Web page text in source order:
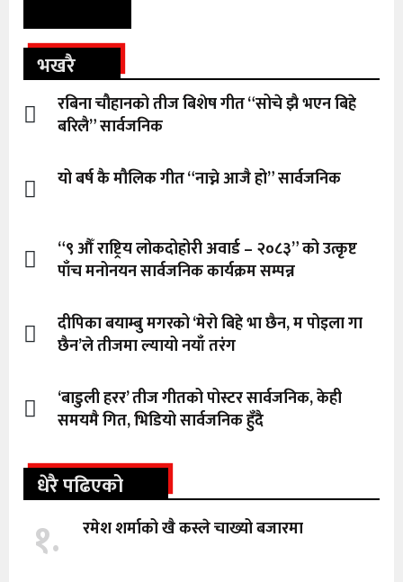
भखरै
रबिना चौहानको तीज बिशेष गीत “सोचे झै भएन बिहे
बरिलै” सार्वजनिक
यो बर्ष कै मौलिक गीत “नाच्ने आजै हो” सार्वजनिक
“९ औँ राष्ट्रिय लोकदोहोरी अवार्ड – २०८३” को उत्कृष्ट
पाँच मनोनयन सार्वजनिक कार्यक्रम सम्पन्न
दीपिका बयाम्बु मगरको ‘मेरो बिहे भा छैन, म पोइला गा
छैन’ले तीजमा ल्यायो नयाँ तरंग
‘बाडुली हरर’ तीज गीतको पोस्टर सार्वजनिक, केही
समयमै गित, भिडियो सार्वजनिक हुँदै
धेरै पढिएको
१. रमेश शर्माको खै कस्ले चाख्यो बजारमा